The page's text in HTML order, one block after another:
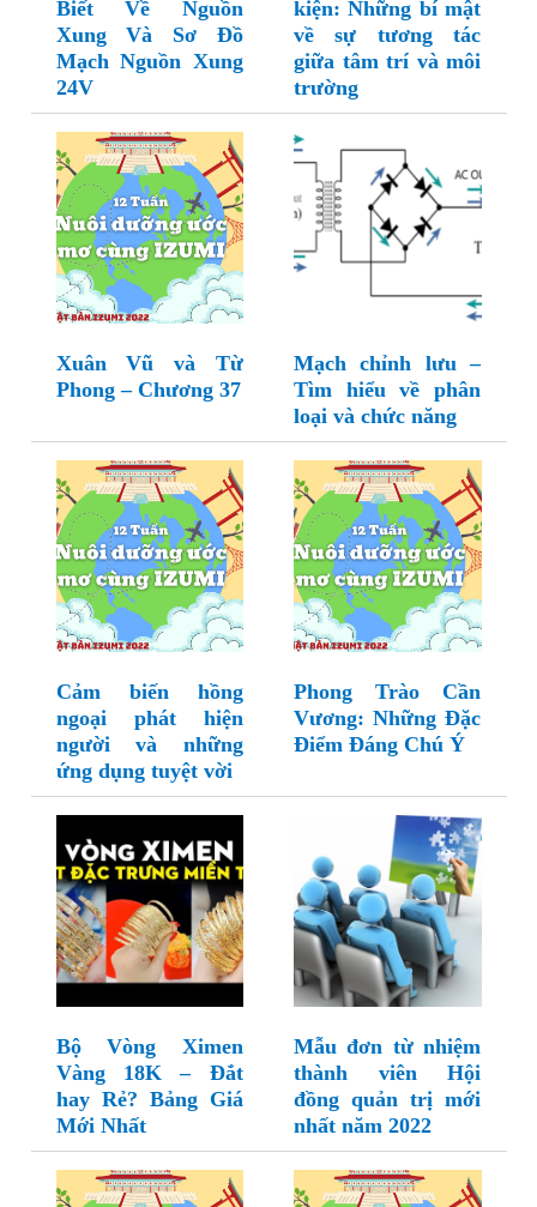
Biết Về Nguồn
Xung Và Sơ Đồ
Mạch Nguồn Xung
24V
kiện: Những bí mật
về sự tương tác
giữa tâm trí và môi
trường
Xuân Vũ và Từ
Phong – Chương 37
Mạch chỉnh lưu –
Tìm hiểu về phân
loại và chức năng
Cảm biến hồng
ngoại phát hiện
người và những
ứng dụng tuyệt vời
Phong Trào Cần
Vương: Những Đặc
Điểm Đáng Chú Ý
Bộ Vòng Ximen
Vàng 18K – Đắt
hay Rẻ? Bảng Giá
Mới Nhất
Mẫu đơn từ nhiệm
thành viên Hội
đồng quản trị mới
nhất năm 2022